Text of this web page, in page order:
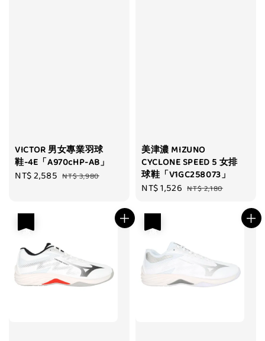
VICTOR 男女專業羽球
鞋-4E「A970cHP-AB」
Sale
NT$ 2,585 Regular
NT$ 3,980
美津濃 MIZUNO
CYCLONE SPEED 5 女排
球鞋「V1GC258073」
Sale
NT$ 1,526 Regular
NT$ 2,180